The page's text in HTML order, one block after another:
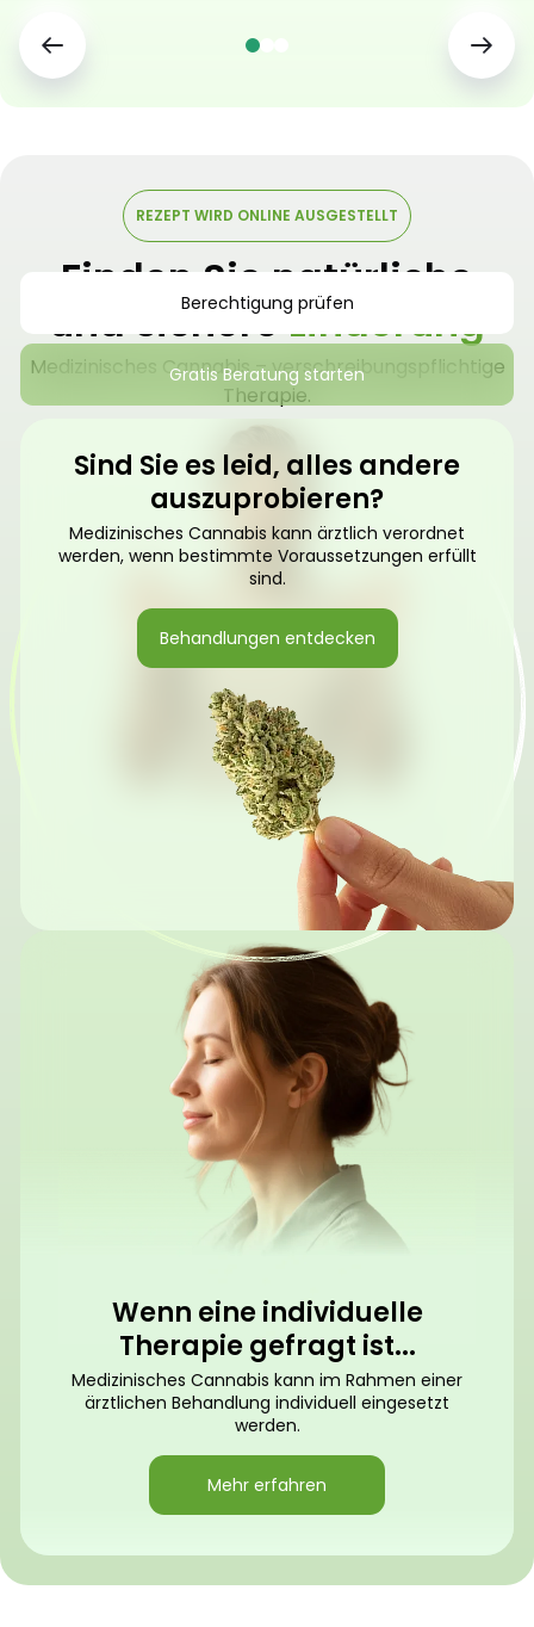
REZEPT WIRD ONLINE AUSGESTELLT
Finden Sie natürliche
und sichereLinderung
Medizinisches Cannabis – verschreibungspflichtige
Therapie.
Berechtigung prüfen
Gratis Beratung starten
Sind Sie es leid, alles andere
auszuprobieren?
Medizinisches Cannabis kann ärztlich verordnet
werden, wenn bestimmte Voraussetzungen erfüllt
sind.
Behandlungen entdecken
Wenn eine individuelle
Therapie gefragt ist...
Medizinisches Cannabis kann im Rahmen einer
ärztlichen Behandlung individuell eingesetzt
werden.
Mehr erfahren